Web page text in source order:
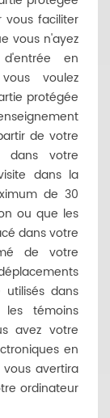
vous faciliter
vous n'ayez
en
voulez
protégée
de votre
dans votre
dans la
de 30
ou que les
dans votre
de votre
dans
les témoins
avez votre
en
avertira
ordinateur